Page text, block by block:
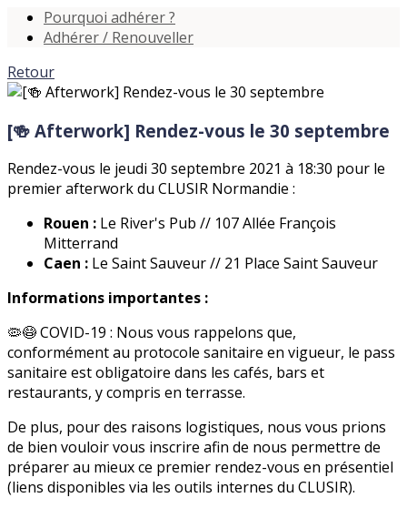
Pourquoi adhérer ?
Adhérer / Renouveller
Retour
[🍻 Afterwork] Rendez-vous le 30 septembre
Rendez-vous le jeudi 30 septembre 2021 à 18:30 pour le
premier afterwork du CLUSIR Normandie :
Rouen : Le River's Pub // 107 Allée François
Mitterrand
Caen : Le Saint Sauveur // 21 Place Saint Sauveur
Informations importantes :
🦠😷 COVID-19 : Nous vous rappelons que,
conformément au protocole sanitaire en vigueur, le pass
sanitaire est obligatoire dans les cafés, bars et
restaurants, y compris en terrasse.
De plus, pour des raisons logistiques, nous vous prions
de bien vouloir vous inscrire afin de nous permettre de
préparer au mieux ce premier rendez-vous en présentiel
(liens disponibles via les outils internes du CLUSIR).